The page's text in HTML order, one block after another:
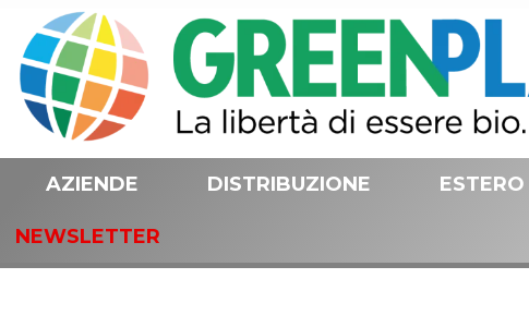
AZIENDE DISTRIBUZIONE ESTERO
NEWSLETTER